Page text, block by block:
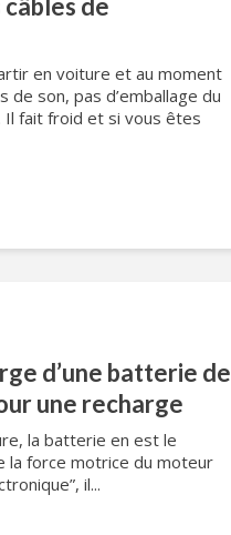
de
en voiture et au moment
de son, pas d’emballage du
fait froid et si vous êtes
d’une batterie de
une recharge
la batterie en est le
la force motrice du moteur
il...